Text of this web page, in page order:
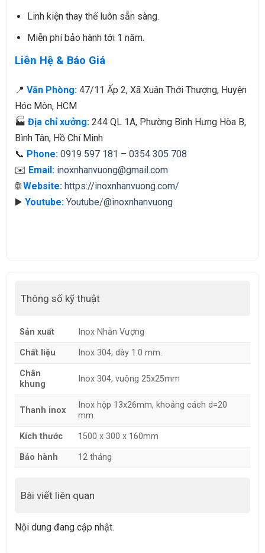
Linh kiện thay thế luôn sẵn sàng.
Miễn phí bảo hành tới 1 năm.
Liên Hệ & Báo Giá
📍 Văn Phòng:47/11 Ấp 2, Xã Xuân Thới Thượng, Huyện
Hóc Môn, HCM
🏭 Địa chỉ xưởng:244 QL 1A, Phường Bình Hưng Hòa B,
Bình Tân, Hồ Chí Minh
📞 Phone: 0919 597 181 – 0354 305 708
✉️ Email: inoxnhanvuong@gmail.com
🌐Website: https://inoxnhanvuong.com/
▶️ Youtube: Youtube/@inoxnhanvuong
Thông số kỹ thuật
Sản xuất Inox Nhẫn Vượng
Chất liệu Inox 304, dày 1.0 mm.
Chân
khung
Inox 304, vuông 25x25mm
Thanh inox
Inox hộp 13x26mm, khoảng cách d=20
mm.
Kích thước 1500 x 300 x 160mm
Bảo hành 12 tháng
Bài viết liên quan
Nội dung đang cập nhật.